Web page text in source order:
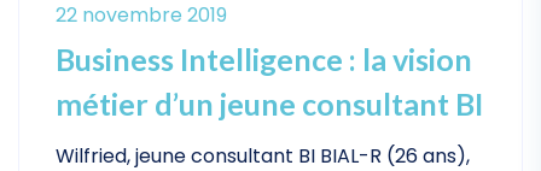
22 novembre 2019
Business Intelligence : la vision
métier d’un jeune consultant BI
Wilfried, jeune consultant BI BIAL-R (26 ans),